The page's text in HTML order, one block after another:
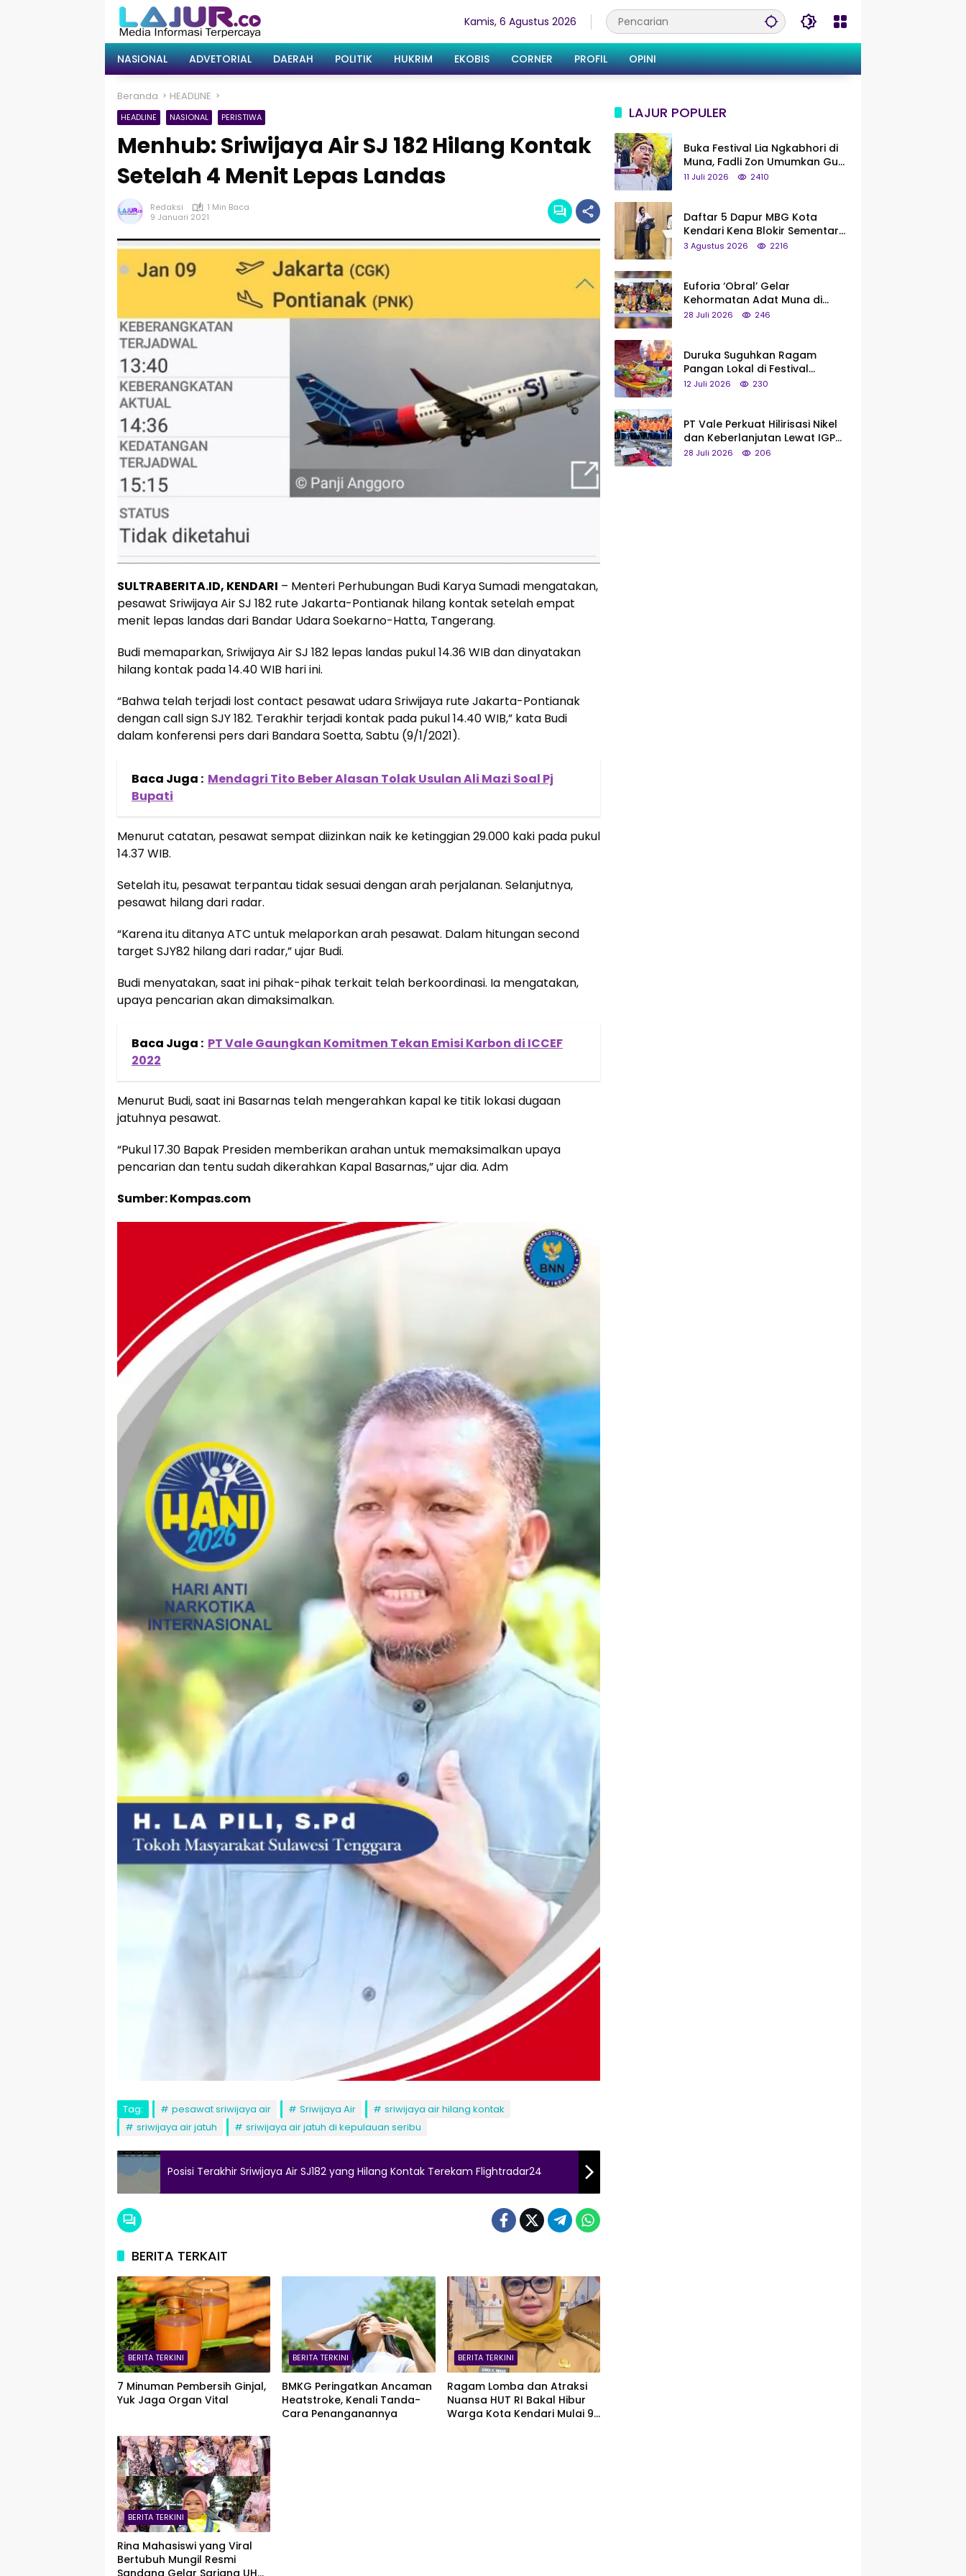
Kamis, 6 Agustus 2026
NASIONAL ADVETORIAL DAERAH POLITIK HUKRIM EKOBIS CORNER PROFIL OPINI
Beranda HEADLINE
HEADLINE NASIONAL PERISTIWA
Menhub: Sriwijaya Air SJ 182 Hilang Kontak
Setelah 4 Menit Lepas Landas
Redaksi
1 Min Baca
9 Januari 2021
SULTRABERITA.ID, KENDARI – Menteri Perhubungan Budi Karya Sumadi mengatakan,
pesawat Sriwijaya Air SJ 182 rute Jakarta-Pontianak hilang kontak setelah empat
menit lepas landas dari Bandar Udara Soekarno-Hatta, Tangerang.
Budi memaparkan, Sriwijaya Air SJ 182 lepas landas pukul 14.36 WIB dan dinyatakan
hilang kontak pada 14.40 WIB hari ini.
“Bahwa telah terjadi lost contact pesawat udara Sriwijaya rute Jakarta-Pontianak
dengan call sign SJY 182. Terakhir terjadi kontak pada pukul 14.40 WIB,” kata Budi
dalam konferensi pers dari Bandara Soetta, Sabtu (9/1/2021).
Baca Juga : Mendagri Tito Beber Alasan Tolak Usulan Ali Mazi Soal Pj
Bupati
Menurut catatan, pesawat sempat diizinkan naik ke ketinggian 29.000 kaki pada pukul
14.37 WIB.
Setelah itu, pesawat terpantau tidak sesuai dengan arah perjalanan. Selanjutnya,
pesawat hilang dari radar.
“Karena itu ditanya ATC untuk melaporkan arah pesawat. Dalam hitungan second
target SJY82 hilang dari radar,” ujar Budi.
Budi menyatakan, saat ini pihak-pihak terkait telah berkoordinasi. Ia mengatakan,
upaya pencarian akan dimaksimalkan.
Baca Juga : PT Vale Gaungkan Komitmen Tekan Emisi Karbon di ICCEF
2022
Menurut Budi, saat ini Basarnas telah mengerahkan kapal ke titik lokasi dugaan
jatuhnya pesawat.
“Pukul 17.30 Bapak Presiden memberikan arahan untuk memaksimalkan upaya
pencarian dan tentu sudah dikerahkan Kapal Basarnas,” ujar dia. Adm
Sumber: Kompas.com
Tag: pesawat sriwijaya air Sriwijaya Air
sriwijaya air hilang kontak
sriwijaya air jatuh
sriwijaya air jatuh di kepulauan seribu
Posisi Terakhir Sriwijaya Air SJ182 yang Hilang Kontak Terekam Flightradar24
BERITA TERKAIT
BERITA TERKINI
7 Minuman Pembersih Ginjal,
Yuk Jaga Organ Vital
BERITA TERKINI
BMKG Peringatkan Ancaman
Heatstroke, Kenali Tanda-
Cara Penanganannya
BERITA TERKINI
Ragam Lomba dan Atraksi
Nuansa HUT RI Bakal Hibur
Warga Kota Kendari Mulai 9
BERITA TERKINI
Rina Mahasiswi yang Viral
Bertubuh Mungil Resmi
Sandang Gelar Sarjana UHO,
LAJUR POPULER
Buka Festival Lia Ngkabhori di
Muna, Fadli Zon Umumkan Gua
Metanduno Segera Naik Status
11 Juli 2026 2410
Daftar 5 Dapur MBG Kota
Kendari Kena Blokir Sementara
dari Pusat
3 Agustus 2026 2216
Euforia ‘Obral’ Gelar
Kehormatan Adat Muna di
Silaturahmi KKMM, Ridwan Bae:
28 Juli 2026 246
Duruka Suguhkan Ragam
Pangan Lokal di Festival
Liangkobhori, Dari Umbi Rebus
12 Juli 2026 230
PT Vale Perkuat Hilirisasi Nikel
dan Keberlanjutan Lewat IGP
Morowali
28 Juli 2026 206